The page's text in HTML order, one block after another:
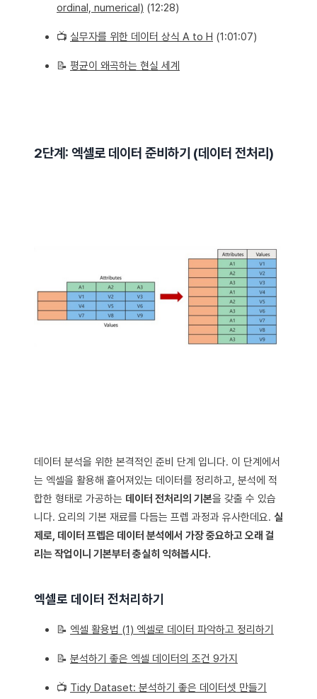
ordinal, numerical) (12:28)
📺 실무자를 위한 데이터 상식 A to H (1:01:07)
📝 평균이 왜곡하는 현실 세계
2단계: 엑셀로 데이터 준비하기 (데이터 전처리)
데이터 분석을 위한 본격적인 준비 단계 입니다. 이 단계에서
는 엑셀을 활용해 흩어져있는 데이터를 정리하고, 분석에 적
합한 형태로 가공하는 데이터 전처리의 기본을 갖출 수 있습
니다. 요리의 기본 재료를 다듬는 프렙 과정과 유사한데요. 실
제로, 데이터 프렙은 데이터 분석에서 가장 중요하고 오래 걸
리는 작업이니 기본부터 충실히 익혀봅시다.
엑셀로 데이터 전처리하기
📝 엑셀 활용법 (1) 엑셀로 데이터 파악하고 정리하기
📝 분석하기 좋은 엑셀 데이터의 조건 9가지
📺 Tidy Dataset: 분석하기 좋은 데이터셋 만들기